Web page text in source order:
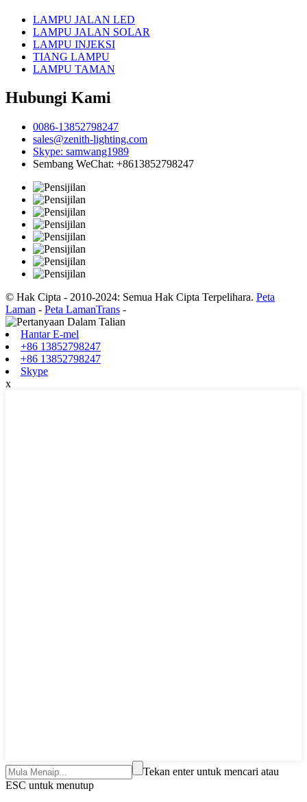
LAMPU JALAN LED
LAMPU JALAN SOLAR
LAMPU INJEKSI
TIANG LAMPU
LAMPU TAMAN
Hubungi Kami
0086-13852798247
sales@zenith-lighting.com
Skype: samwang1989
Sembang WeChat: +8613852798247
© Hak Cipta - 2010-2024: Semua Hak Cipta Terpelihara. Peta
Laman - Peta LamanTrans -
Hantar E-mel
+86 13852798247
+86 13852798247
Skype
x
Tekan enter untuk mencari atau
ESC untuk menutup